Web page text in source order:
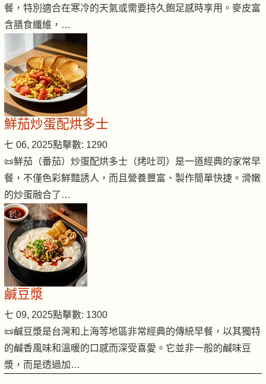
餐，特別適合在寒冷的天氣或需要持久飽足感時享用。麥皮富
含膳食纖維，…
鮮茄炒蛋配烘多士
七 06, 2025點擊數: 1290
📜鮮茄（番茄）炒蛋配烘多士（烤吐司）是一道經典的家常早
餐，不僅色彩鮮豔誘人，而且營養豐富、製作簡單快捷。滑嫩
的炒蛋融合了…
鹹豆漿
七 09, 2025點擊數: 1300
📜鹹豆漿是台灣和上海等地區非常經典的傳統早餐，以其獨特
的鹹香風味和溫暖的口感而深受喜愛。它並非一般的鹹味豆
漿，而是透過加…